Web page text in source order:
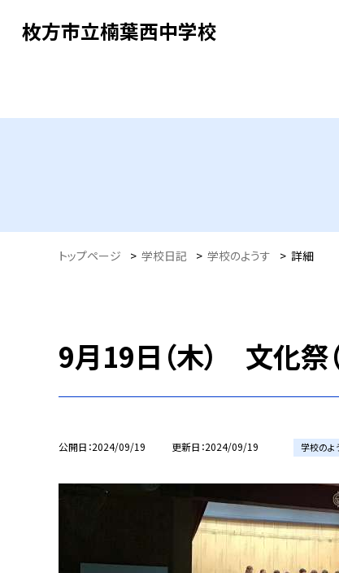
枚方市立楠葉西中学校
トップページ > 学校日記 > 学校のようす > 詳細
9月19日（木） 文化祭
公開日 2024/09/19 更新日 2024/09/19 学校のよ